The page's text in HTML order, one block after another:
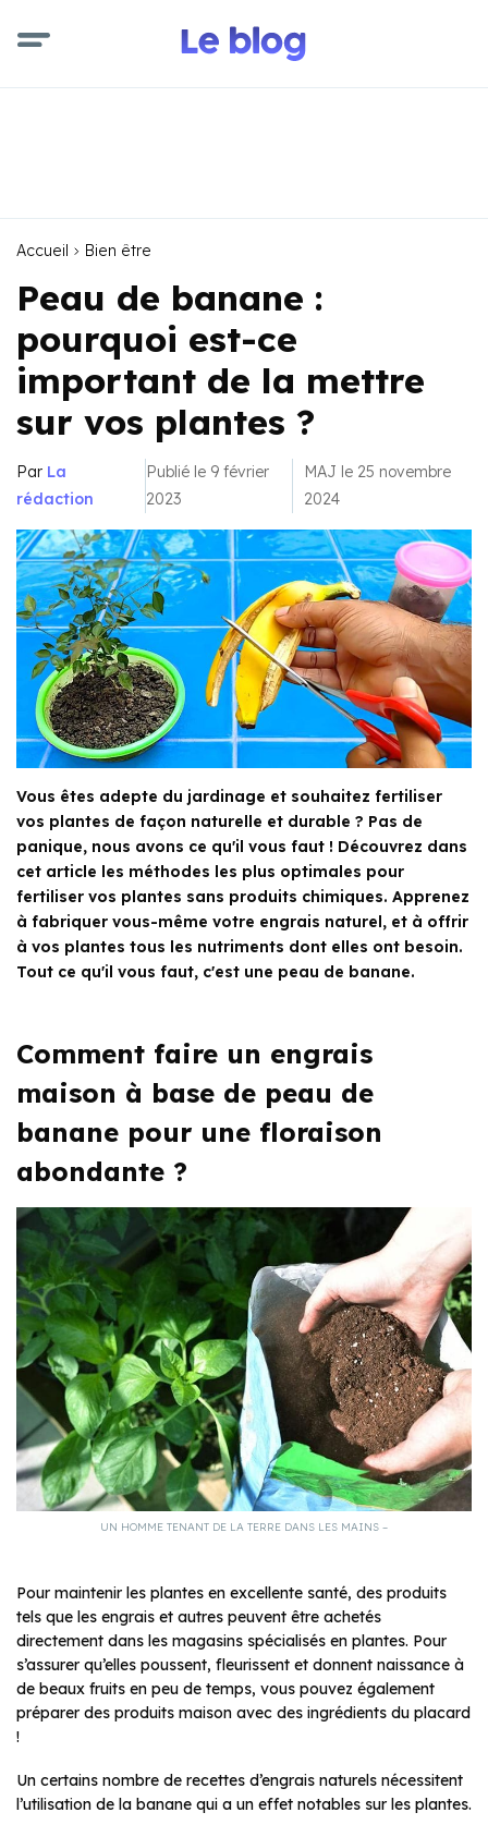
Accueil Bien être
Peau de banane :
pourquoi est-ce
important de la mettre
sur vos plantes ?
Par La
rédaction
Publié le 9 février
2023
MAJ le 25 novembre
2024
Vous êtes adepte du jardinage et souhaitez fertiliser
vos plantes de façon naturelle et durable ? Pas de
panique, nous avons ce qu'il vous faut ! Découvrez dans
cet article les méthodes les plus optimales pour
fertiliser vos plantes sans produits chimiques. Apprenez
à fabriquer vous-même votre engrais naturel, et à offrir
à vos plantes tous les nutriments dont elles ont besoin.
Tout ce qu'il vous faut, c'est une peau de banane.
Comment faire un engrais
maison à base de peau de
banane pour une floraison
abondante ?
UN HOMME TENANT DE LA TERRE DANS LES MAINS –
Pour maintenir les plantes en excellente santé, des produits
tels que les engrais et autres peuvent être achetés
directement dans les magasins spécialisés en plantes. Pour
s’assurer qu’elles poussent, fleurissent et donnent naissance à
de beaux fruits en peu de temps, vous pouvez également
préparer des produits maison avec des ingrédients du placard
!
Un certains nombre de recettes d’engrais naturels nécessitent
l’utilisation de la banane qui a un effet notables sur les plantes.